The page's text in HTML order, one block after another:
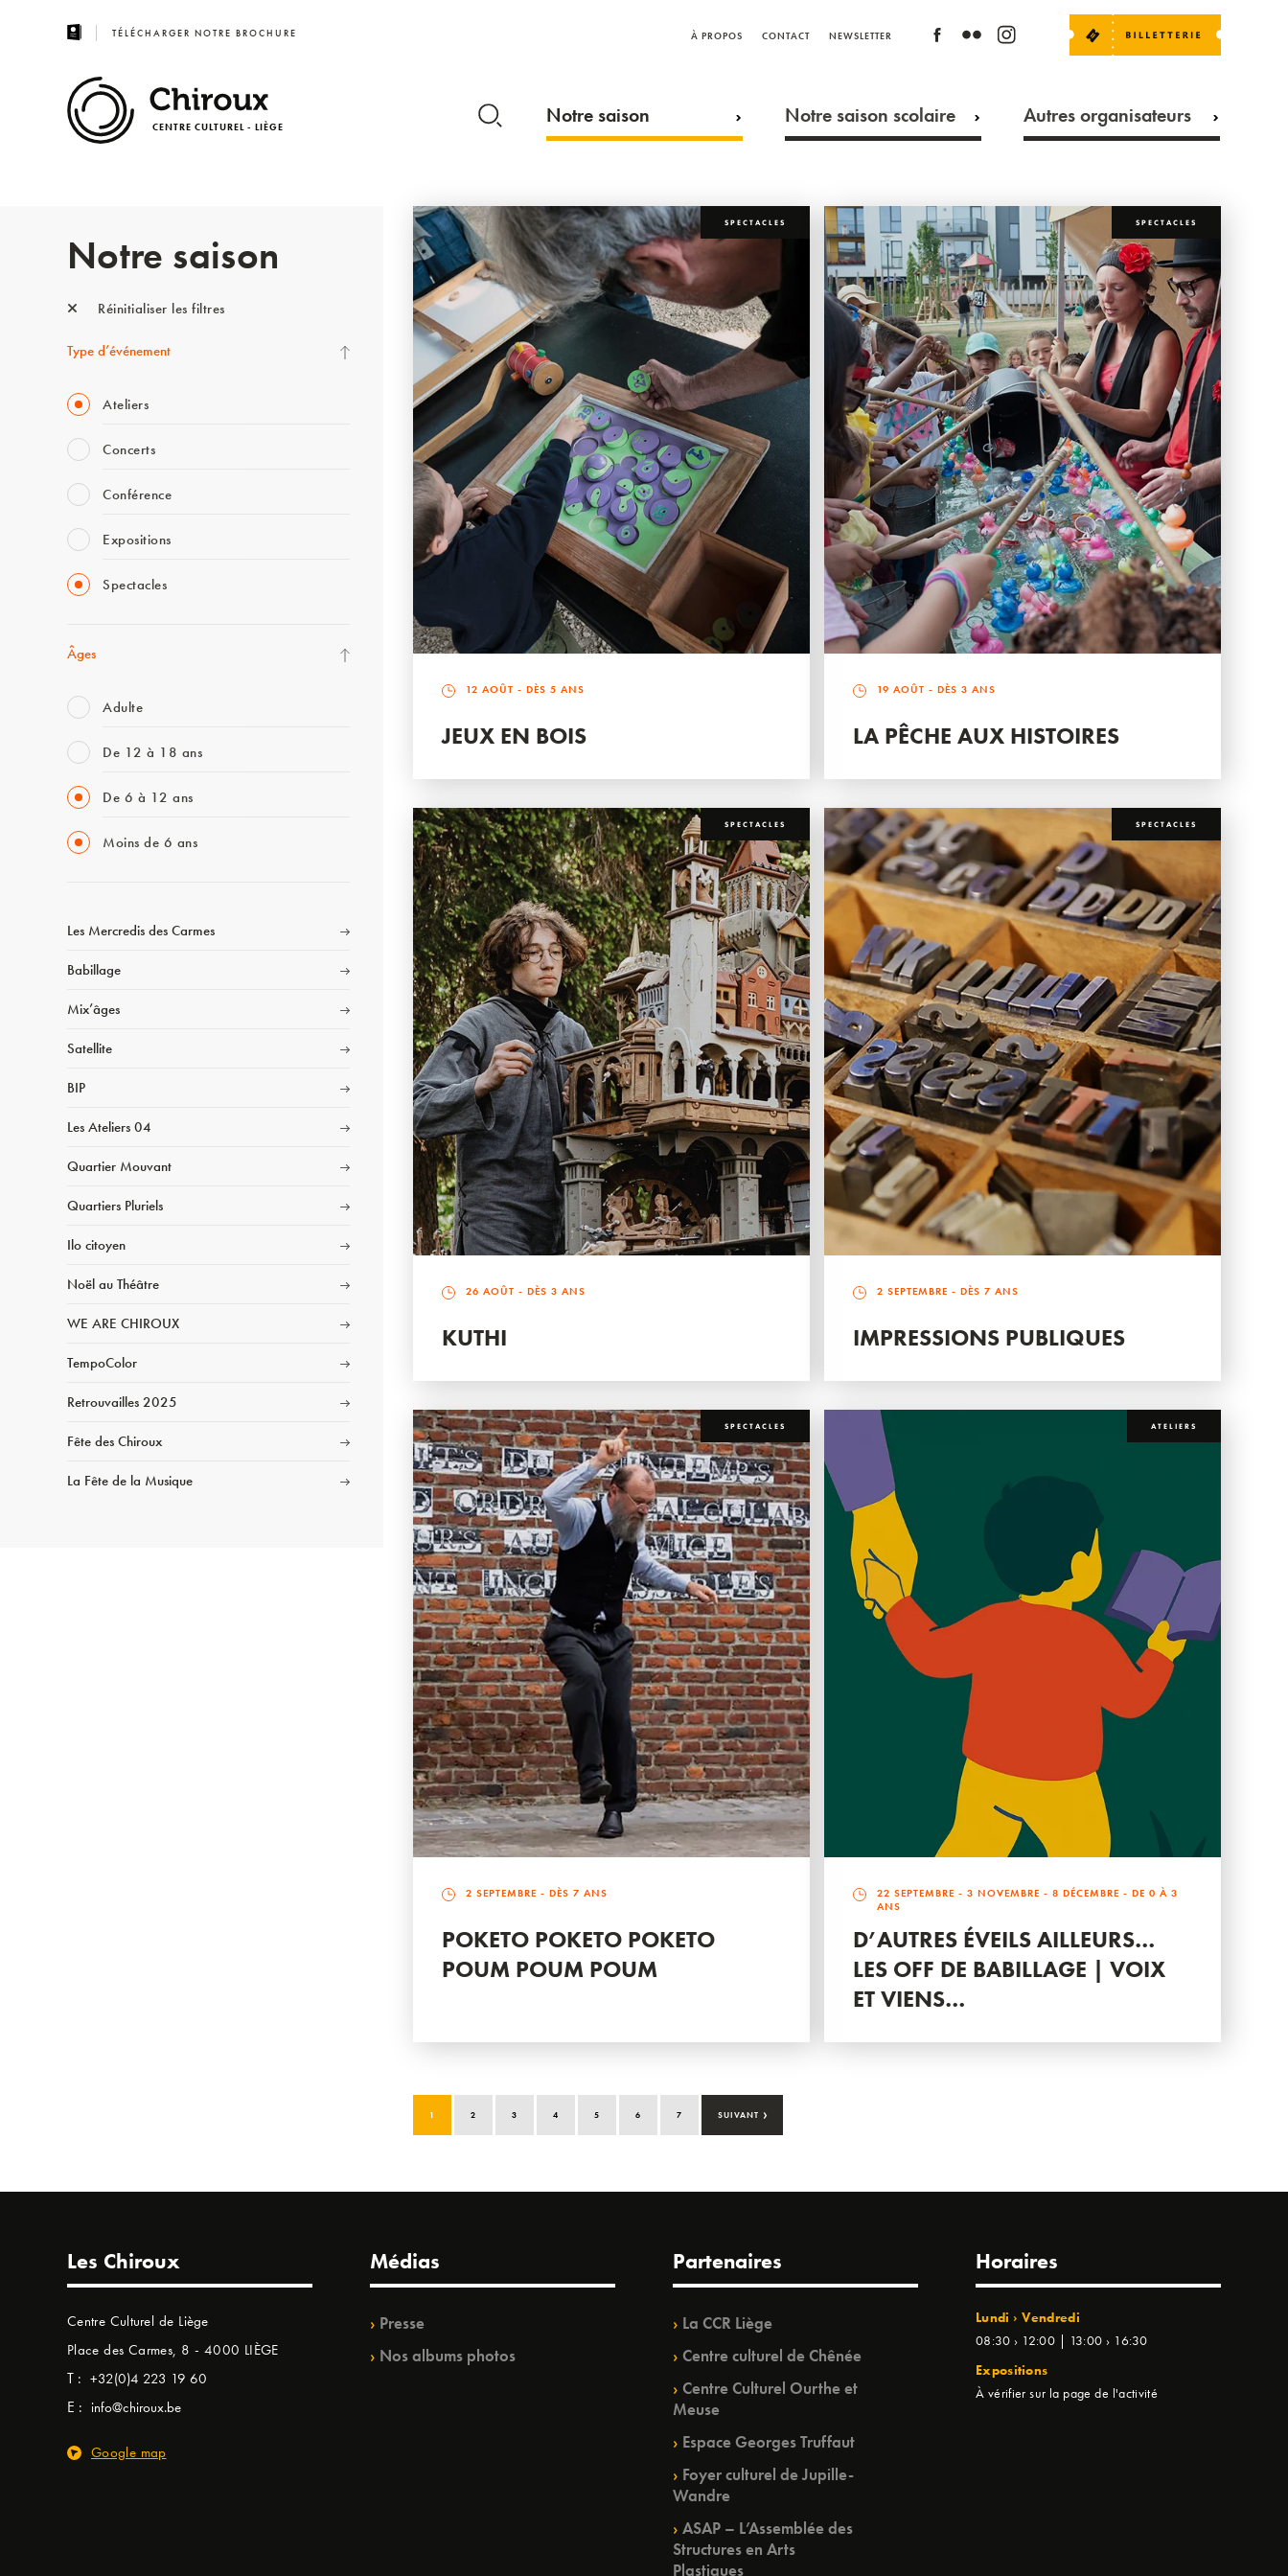
TÉLÉCHARGER NOTRE BROCHURE À PROPOS CONTACT NEWSLETTER
CENTRE CULTUREL - LIÈGE Notre saison Notre saison scolaire Autres organisateurs
Notre saison
Réinitialiser les filtres
Type d’événement
Ateliers
Concerts
Conférence
Expositions
Spectacles
Âges
Adulte
De 12 à 18 ans
De 6 à 12 ans
Moins de 6 ans
Les Mercredis des Carmes
Babillage
Mix’âges
Satellite
BIP
Les Ateliers 04
Quartier Mouvant
Quartiers Pluriels
Ilo citoyen
Noël au Théâtre
WE ARE CHIROUX
TempoColor
Retrouvailles 2025
Fête des Chiroux
La Fête de la Musique
SPECTACLES
12 AOÛT - DÈS 5 ANS
JEUX EN BOIS
SPECTACLES
19 AOÛT - DÈS 3 ANS
LA PÊCHE AUX HISTOIRES
SPECTACLES
26 AOÛT - DÈS 3 ANS
KUTHI
SPECTACLES
2 SEPTEMBRE - DÈS 7 ANS
IMPRESSIONS PUBLIQUES
SPECTACLES
2 SEPTEMBRE - DÈS 7 ANS
POKETO POKETO POKETO
POUM POUM POUM
ATELIERS
22 SEPTEMBRE -3 NOVEMBRE -8 DÉCEMBRE - DE 0 À 3
ANS
D’AUTRES ÉVEILS AILLEURS…
LES OFF DE BABILLAGE | VOIX
ET VIENS…
1 2 3 4 5 6 7 SUIVANT ›
Les Chiroux
Centre Culturel de Liège
Place des Carmes, 8 - 4000 LIÈGE
T : +32(0)4 223 19 60
E : info@chiroux.be
Google map
Médias
Presse
Nos albums photos
Partenaires
La CCR Liège
Centre culturel de Chênée
Centre Culturel Ourthe et
Meuse
Espace Georges Truffaut
Foyer culturel de Jupille-
Wandre
ASAP – L’Assemblée des
Structures en Arts
Plastiques
Horaires
Lundi › Vendredi
08:30 › 12:00 | 13:00 › 16:30
Expositions
À vérifier sur la page de l'activité